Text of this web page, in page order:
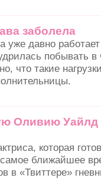
заболела
уже давно
побывать в
что такие
Оливию Уайлд
которая
самое ближайшее
в «Твиттере»